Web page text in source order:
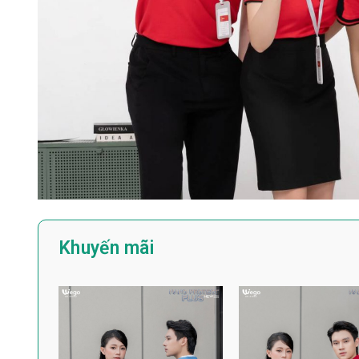
Khuyến mãi